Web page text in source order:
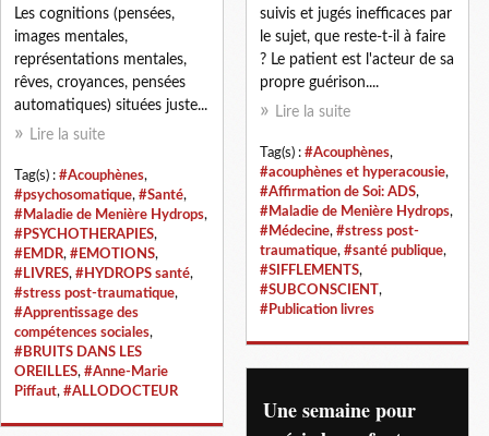
Les cognitions (pensées,
images mentales,
représentations mentales,
rêves, croyances, pensées
automatiques) situées juste...
Lire la suite
Tag(s) : #Acouphènes,
#psychosomatique, #Santé,
#Maladie de Menière Hydrops,
#PSYCHOTHERAPIES,
#EMDR, #EMOTIONS,
#LIVRES, #HYDROPS santé,
#stress post-traumatique,
#Apprentissage des
compétences sociales,
#BRUITS DANS LES
OREILLES, #Anne-Marie
Piffaut, #ALLODOCTEUR
suivis et jugés inefficaces par
le sujet, que reste-t-il à faire
? Le patient est l'acteur de sa
propre guérison....
Lire la suite
Tag(s) : #Acouphènes,
#acouphènes et hyperacousie,
#Affirmation de Soi: ADS,
#Maladie de Menière Hydrops,
#Médecine, #stress post-
traumatique, #santé publique,
#SIFFLEMENTS,
#SUBCONSCIENT,
#Publication livres
Une semaine pour